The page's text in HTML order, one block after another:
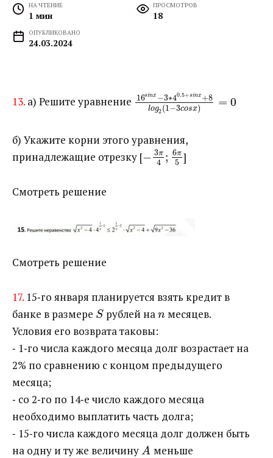
НА ЧТЕНИЕ
1 мин
ПРОСМОТРОВ
18
ОПУБЛИКОВАНО
24.03.2024
13. а) Решите уравнение ​ 16sinx −3∗40.5+sinx +8
log2(1−3cosx) = 0
б) Укажите корни этого уравнения,
принадлежащие отрезку [​− 3π
4 ; 6π
5 ​]
Смотреть решение
Смотреть решение
17. 15‐го января планируется взять кредит в
банке в размере ​ S​ рублей на ​ n ​ месяцев.
Условия его возврата таковы:
‐ 1‐го числа каждого месяца долг возрастает на
2% по сравнению с концом предыдущего
месяца;
‐ со 2‐го по 14‐е число каждого месяца
необходимо выплатить часть долга;
‐ 15‐го числа каждого месяца долг должен быть
на одну и ту же величину ​ A ​ меньше